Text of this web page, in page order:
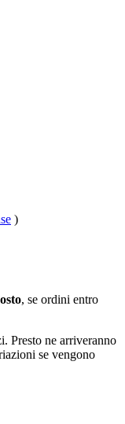
)
, se ordini entro
Presto ne arriveranno
se vengono